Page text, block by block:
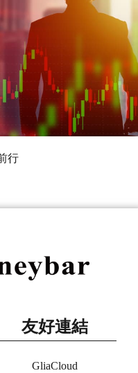
行
友好連結
GliaCloud